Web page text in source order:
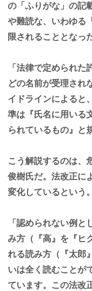
の「ふりがな」の記
や難読な、いわゆる
限されることとなっ
「法律で定められ
どの名前が受理され
イドラインによると
準は『氏名に用いる
られているもの』と
こう解説するのは、
俊樹氏だ。法改正に
変化しているという。
「認められない例
み方（『高』を『ヒ
れる読み方（『太郎
いは全く読むことが
ています。この法改